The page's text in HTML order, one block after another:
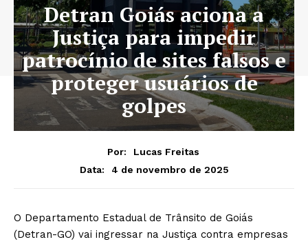
Detran Goiás aciona a
Justiça para impedir
patrocínio de sites falsos e
proteger usuários de
golpes
Por:
Lucas Freitas
Data:
4 de novembro de 2025
O Departamento Estadual de Trânsito de Goiás
(Detran-GO) vai ingressar na Justiça contra empresas